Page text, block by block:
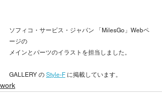
ソフィコ・サービス・ジャパン 「MilesGo」Webペ
ージの
メインとパーツのイラストを担当しました。
GALLERY の Style-F に掲載しています。
work